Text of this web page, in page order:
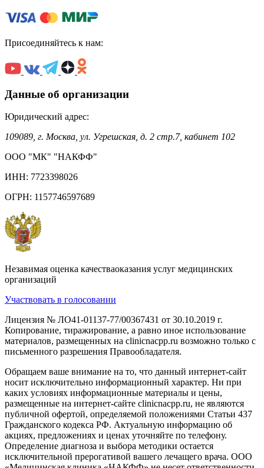
Присоединяйтесь к нам:
Данные об организации
Юридический адрес:
109089, г. Москва, ул. Угрешская, д. 2 стр.7, кабинет 102
ООО "МК" "НАКФФ"
ИНН: 7723398026
ОГРН: 1157746597689
Незавимая оценка качестваоказания услуг медицинских
организаций
Участвовать в голосовании
Лицензия № ЛО41-01137-77/00367431 от 30.10.2019 г.
Копирование, тиражирование, а равно иное использование
материалов, размещенных на clinicnacpp.ru возможно только с
письменного разрешения Правообладателя.
Обращаем ваше внимание на то, что данный интернет-сайт
носит исключительно информационный характер. Ни при
каких условиях информационные материалы и цены,
размещенные на интернет-сайте clinicnacpp.ru, не являются
публичной офертой, определяемой положениями Статьи 437
Гражданского кодекса РФ. Актуальную информацию об
акциях, предложениях и ценах уточняйте по телефону.
Определение диагноза и выбора методики остается
исключительной прерогативой вашего лечащего врача. ООО